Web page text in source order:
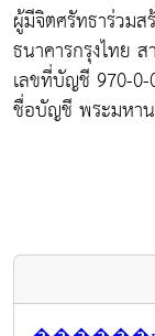
ผู้มีจิตศรัทธาร่วม
ธนาคารกรุงไทย
เลขที่บัญชี 970-0-
ชื่อบัญชี พระมหาน